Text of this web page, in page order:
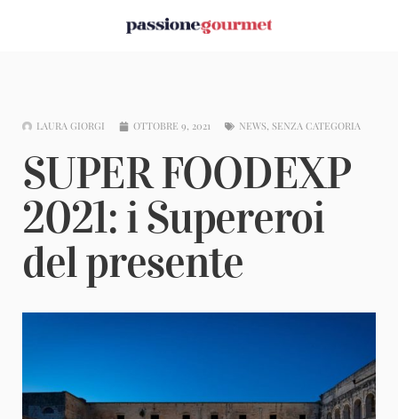
LAURA GIORGI OTTOBRE 9, 2021 NEWS, SENZA CATEGORIA
SUPER FOODEXP
2021: i Supereroi
del presente